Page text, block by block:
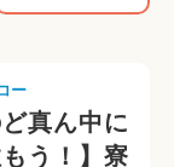
ー
ど真ん中に
う！】寮